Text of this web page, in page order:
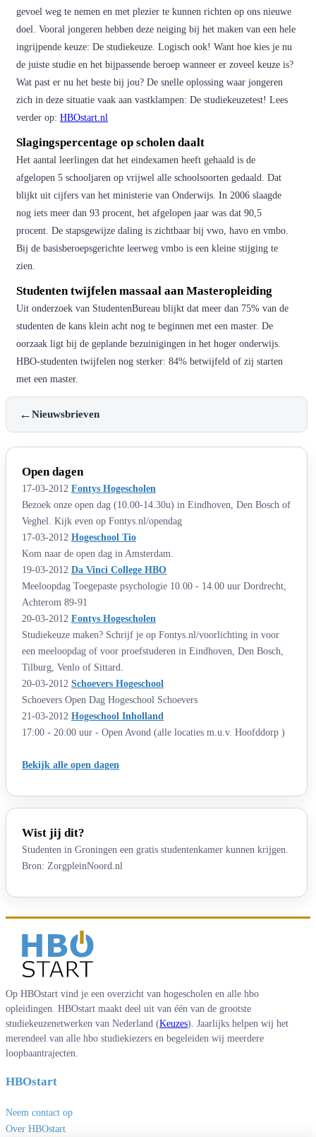
gevoel weg te nemen en met plezier te kunnen richten op ons nieuwe
doel. Vooral jongeren hebben deze neiging bij het maken van een hele
ingrijpende keuze: De studiekeuze. Logisch ook! Want hoe kies je nu
de juiste studie en het bijpassende beroep wanneer er zoveel keuze is?
Wat past er nu het beste bij jou? De snelle oplossing waar jongeren
zich in deze situatie vaak aan vastklampen: De studiekeuzetest! Lees
verder op: HBOstart.nl
Slagingspercentage op scholen daalt
Het aantal leerlingen dat het eindexamen heeft gehaald is de
afgelopen 5 schooljaren op vrijwel alle schoolsoorten gedaald. Dat
blijkt uit cijfers van het ministerie van Onderwijs. In 2006 slaagde
nog iets meer dan 93 procent, het afgelopen jaar was dat 90,5
procent. De stapsgewijze daling is zichtbaar bij vwo, havo en vmbo.
Bij de basisberoepsgerichte leerweg vmbo is een kleine stijging te
zien.
Studenten twijfelen massaal aan Masteropleiding
Uit onderzoek van StudentenBureau blijkt dat meer dan 75% van de
studenten de kans klein acht nog te beginnen met een master. De
oorzaak ligt bij de geplande bezuinigingen in het hoger onderwijs.
HBO-studenten twijfelen nog sterker: 84% betwijfeld of zij starten
met een master.
←Nieuwsbrieven
Open dagen
17-03-2012 Fontys Hogescholen
Bezoek onze open dag (10.00-14.30u) in Eindhoven, Den Bosch of
Veghel. Kijk even op Fontys.nl/opendag
17-03-2012 Hogeschool Tio
Kom naar de open dag in Amsterdam.
19-03-2012 Da Vinci College HBO
Meeloopdag Toegepaste psychologie 10.00 - 14.00 uur Dordrecht,
Achterom 89-91
20-03-2012 Fontys Hogescholen
Studiekeuze maken? Schrijf je op Fontys.nl/voorlichting in voor
een meeloopdag of voor proefstuderen in Eindhoven, Den Bosch,
Tilburg, Venlo of Sittard.
20-03-2012 Schoevers Hogeschool
Schoevers Open Dag Hogeschool Schoevers
21-03-2012 Hogeschool Inholland
17:00 - 20:00 uur - Open Avond (alle locaties m.u.v. Hoofddorp )
Bekijk alle open dagen
Wist jij dit?
Studenten in Groningen een gratis studentenkamer kunnen krijgen.
Bron: ZorgpleinNoord.nl
Op HBOstart vind je een overzicht van hogescholen en alle hbo
opleidingen. HBOstart maakt deel uit van één van de grootste
studiekeuzenetwerken van Nederland (Keuzes). Jaarlijks helpen wij het
merendeel van alle hbo studiekiezers en begeleiden wij meerdere
loopbaantrajecten.
HBOstart
Neem contact op
Over HBOstart